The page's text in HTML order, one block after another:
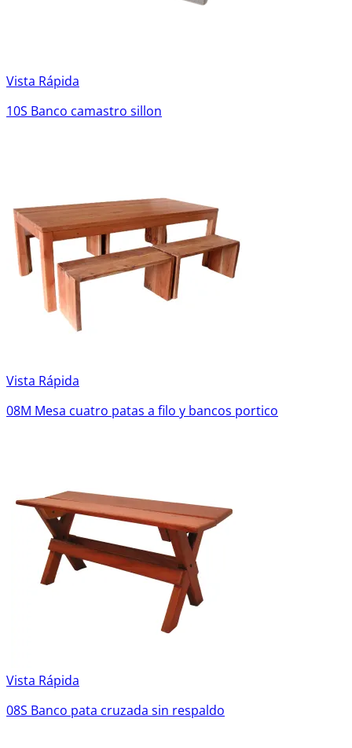
Vista Rápida
10S Banco camastro sillon
Vista Rápida
08M Mesa cuatro patas a filo y bancos portico
Vista Rápida
08S Banco pata cruzada sin respaldo